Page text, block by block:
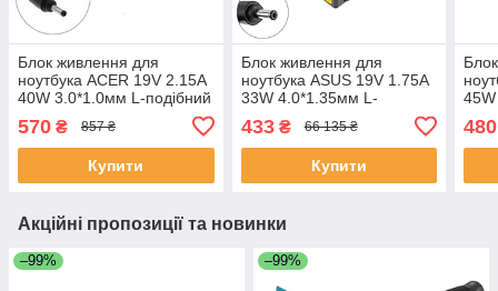
Блок живлення для
ноутбука ACER 19V 2.15A
40W 3.0*1.0мм L-подібний
RECTANGULAR
570 ₴ 857 ₴
Купити
Блок живлення для
ноутбука ASUS 19V 1.75A
33W 4.0*1.35мм L-
подібний роз'єм Чорний
RECTANGULAR
433₴ 66 135 ₴
Купити
480
Акційні пропозиції та новинки
–99% –99%